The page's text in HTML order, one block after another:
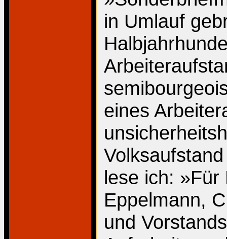
in Umlauf
eines
lese ich: »Für
Eppelmann,
und